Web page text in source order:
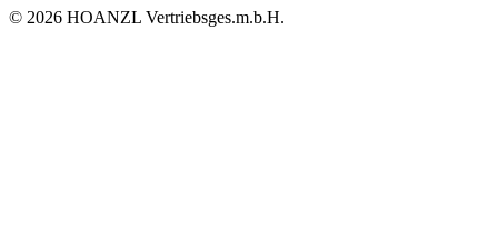
© 2026 HOANZL Vertriebsges.m.b.H.